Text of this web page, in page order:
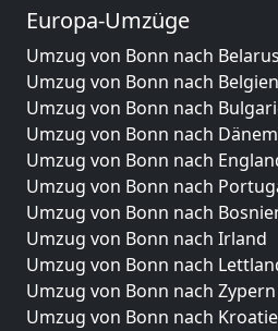
Europa-Umzüge
Umzug von Bonn nach Belarus
Umzug von Bonn nach Belgien
Umzug von Bonn nach
Umzug von Bonn nach
Umzug von Bonn nach
Umzug von Bonn nach
Umzug von Bonn nach
Umzug von Bonn nach Irland
Umzug von Bonn nach
Umzug von Bonn nach Zypern
Umzug von Bonn nach